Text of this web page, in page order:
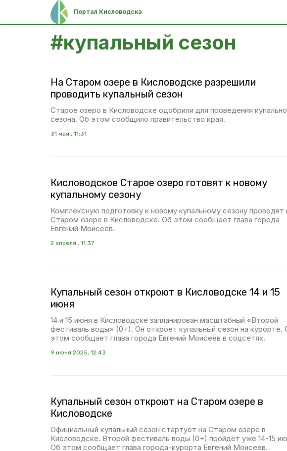
Портал Кисловодска
#купальный сезон
На Старом озере в Кисловодске разрешили
проводить купальный сезон
Старое озеро в Кисловодске одобрили для проведения
сезона. Об этом сообщило правительство края.
31 мая , 11:31
Кисловодское Старое озеро готовят к новому
купальному сезону
Комплексную подготовку к новому купальному сезону проводят
Старом озере в Кисловодске. Об этом сообщает глава города
Евгений Моисеев.
2 апреля , 11:37
Купальный сезон откроют в Кисловодске 14 и 15
июня
14 и 15 июня в Кисловодске запланирован масштабный «Второй
фестиваль воды» (0+). Он откроет купальный сезон на курорте.
этом сообщает глава города Евгений Моисеев в соцсетях.
9 июня 2025, 12:43
Купальный сезон откроют на Старом озере в
Кисловодске
Официальный купальный сезон стартует на Старом озере в
Кисловодске. Второй фестиваль воды (0+) пройдёт уже 14-15
Об этом сообщает глава города-курорта Евгений Моисеев.